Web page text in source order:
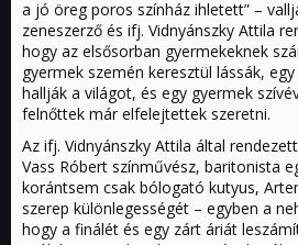
a jó öreg poros színház ihletett” –
zeneszerző és ifj. Vidnyánszky Attila
hogy az elsősorban gyermekeknek
gyermek szemén keresztül lássák,
hallják a világot, és egy gyermek
felnőttek már elfelejtettek szeretni.
Az ifj. Vidnyánszky Attila által
Vass Róbert színművész, baritonista
korántsem csak bólogató kutyus,
szerep különlegességét – egyben a
hogy a finálét és egy zárt áriát